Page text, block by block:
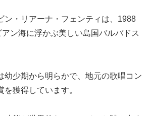
ン・リアーナ・フェンティは、1988
ン海に浮かぶ美しい島国バルバドス
幼少期から明らかで、地元の歌唱コン
獲得しています。